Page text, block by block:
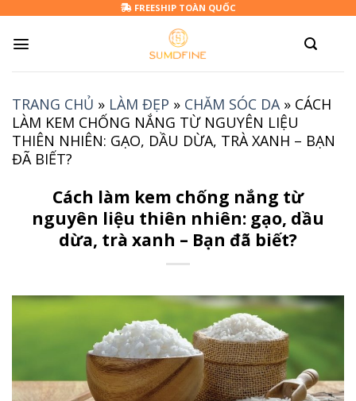
content
FREESHIP TOÀN QUỐC
TRANG CHỦ » LÀM ĐẸP » CHĂM SÓC DA» CÁCH
LÀM KEM CHỐNG NẮNG TỪ NGUYÊN LIỆU
THIÊN NHIÊN: GẠO, DẦU DỪA, TRÀ XANH – BẠN
ĐÃ BIẾT?
Cách làm kem chống nắng từ
nguyên liệu thiên nhiên: gạo, dầu
dừa, trà xanh – Bạn đã biết?